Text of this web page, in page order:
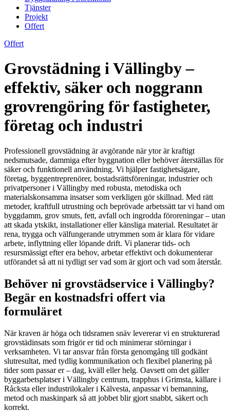
Tjänster
Projekt
Offert
Offert
Grovstädning i Vällingby –
effektiv, säker och noggrann
grovrengöring för fastigheter,
företag och industri
Professionell grovstädning är avgörande när ytor är kraftigt
nedsmutsade, dammiga efter byggnation eller behöver återställas för
säker och funktionell användning. Vi hjälper fastighetsägare,
företag, byggentreprenörer, bostadsrättsföreningar, industrier och
privatpersoner i Vällingby med robusta, metodiska och
materialskonsamma insatser som verkligen gör skillnad. Med rätt
metoder, kraftfull utrustning och beprövade arbetssätt tar vi hand om
byggdamm, grov smuts, fett, avfall och ingrodda föroreningar – utan
att skada ytskikt, installationer eller känsliga material. Resultatet är
rena, trygga och välfungerande utrymmen som är klara för vidare
arbete, inflyttning eller löpande drift. Vi planerar tids- och
resursmässigt efter era behov, arbetar effektivt och dokumenterar
utförandet så att ni tydligt ser vad som är gjort och vad som återstår.
Behöver ni grovstädservice i Vällingby?
Begär en kostnadsfri offert via
formuläret
När kraven är höga och tidsramen snäv levererar vi en strukturerad
grovstädinsats som frigör er tid och minimerar störningar i
verksamheten. Vi tar ansvar från första genomgång till godkänt
slutresultat, med tydlig kommunikation och flexibel planering på
tider som passar er – dag, kväll eller helg. Oavsett om det gäller
byggarbetsplatser i Vällingby centrum, trapphus i Grimsta, källare i
Råcksta eller industrilokaler i Kälvesta, anpassar vi bemanning,
metod och maskinpark så att jobbet blir gjort snabbt, säkert och
korrekt.